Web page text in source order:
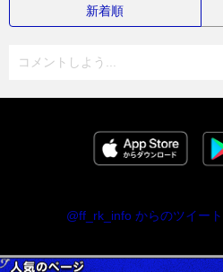
新着順
コメントしよう...
@ff_rk_info からのツイート